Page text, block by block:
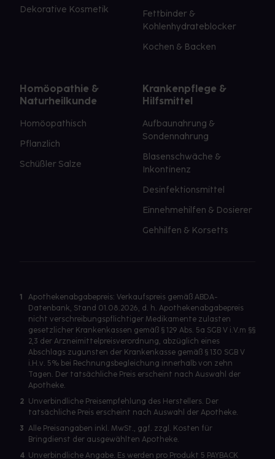
Dekorative Kosmetik
Fettbinder &
Kohlenhydrateblocker
Kochen & Backen
Homöopathie &
Naturheilkunde
Homöopathisch
Pflanzlich
Schüßler Salze
Krankenpflege &
Hilfsmittel
Aufbaunahrung &
Sondennahrung
Blasenschwäche &
Inkontinenz
Desinfektionsmittel
Einnehmehilfen & Dosierer
Gehhilfen & Korsetts
1
Apothekenabgabepreis: Verkaufspreis gemäß ABDA-
Datenbank, Stand 01.08.2026, d. h. Apothekenabgabepreis
nicht verschreibungspflichtiger Medikamente zulasten
gesetzlicher Krankenkassen gemäß § 129 Abs. 5a SGB V i.V.m §§
2,3 der Arzneimittelpreisverordnung, abzüglich eines
Abschlags zugunsten der Krankenkasse gemäß § 130 SGB V
i.H.v. 5% bei Rechnungsbegleichung innerhalb von zehn
Tagen. Der tatsächliche Preis erscheint nach Auswahl der
Apotheke.
2 Unverbindliche Preisempfehlung des Herstellers. Der
tatsächliche Preis erscheint nach Auswahl der Apotheke.
3 Alle Preisangaben inkl. MwSt., ggf. zzgl. Kosten für
Bringdienst der ausgewählten Apotheke.
4 Unverbindliche Angabe. Es werden pro Produkt 5 PAYBACK